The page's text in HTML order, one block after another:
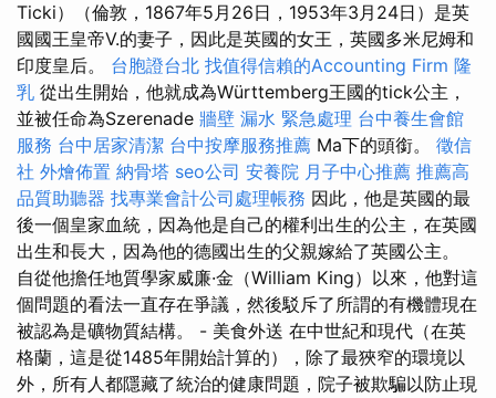
Ticki）（倫敦，1867年5月26日，1953年3月24日）是英
國國王皇帝V.的妻子，因此是英國的女王，英國多米尼姆和
印度皇后。 台胞證台北 找值得信賴的Accounting Firm 隆
乳 從出生開始，他就成為Württemberg王國的tick公主，
並被任命為Szerenade 牆壁 漏水 緊急處理 台中養生會館
服務 台中居家清潔 台中按摩服務推薦 Ma下的頭銜。 徵信
社 外燴佈置 納骨塔 seo公司 安養院 月子中心推薦 推薦高
品質助聽器 找專業會計公司處理帳務 因此，他是英國的最
後一個皇家血統，因為他是自己的權利出生的公主，在英國
出生和長大，因為他的德國出生的父親嫁給了英國公主。
自從他擔任地質學家威廉·金（William King）以來，他對這
個問題的看法一直存在爭議，然後駁斥了所謂的有機體現在
被認為是礦物質結構。 - 美食外送 在中世紀和現代（在英
格蘭，這是從1485年開始計算的），除了最狹窄的環境以
外，所有人都隱藏了統治的健康問題，院子被欺騙以防止現